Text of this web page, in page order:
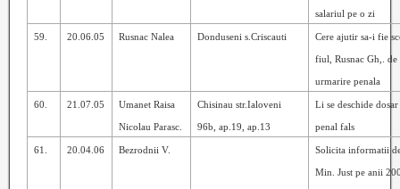
salariul pe o zi
59. 20.06.05 Rusnac Nalea Donduseni s.Criscauti Cere ajutir sa-i fie
fiul, Rusnac Gh,. de
urmarire penala
60. 21.07.05 Umanet Raisa
Nicolau Parasc.
Chisinau str.Ialoveni
96b, ap.19, ap.13
Li se deschide dosar
penal fals
61. 20.04.06 Bezrodnii V. Solicita informatii
Min. Just pe anii